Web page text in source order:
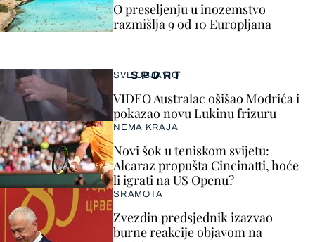
SPORT
SVE OBJAVIO
VIDEO Australac ošišao Modrića i
pokazao novu Lukinu frizuru
NEMA KRAJA
Novi šok u teniskom svijetu:
Alcaraz propušta Cincinatti, hoće
li igrati na US Openu?
SRAMOTA
Zvezdin predsjednik izazvao
burne reakcije objavom na
O preseljenju u inozemstvo
razmišlja 9 od 10 Europljana